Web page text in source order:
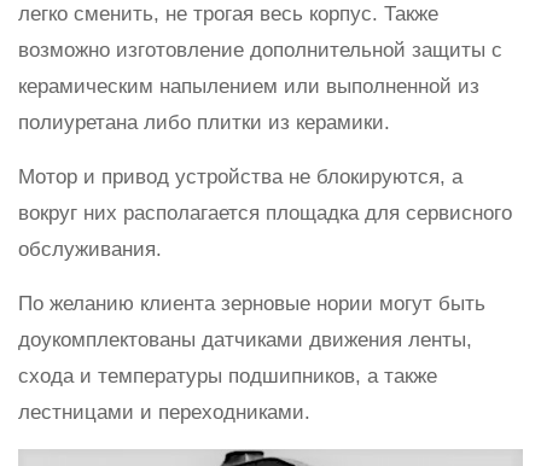
легко сменить, не трогая весь корпус. Также
возможно изготовление дополнительной защиты с
керамическим напылением или выполненной из
полиуретана либо плитки из керамики.
Мотор и привод устройства не блокируются, а
вокруг них располагается площадка для сервисного
обслуживания.
По желанию клиента зерновые нории могут быть
доукомплектованы датчиками движения ленты,
схода и температуры подшипников, а также
лестницами и переходниками.